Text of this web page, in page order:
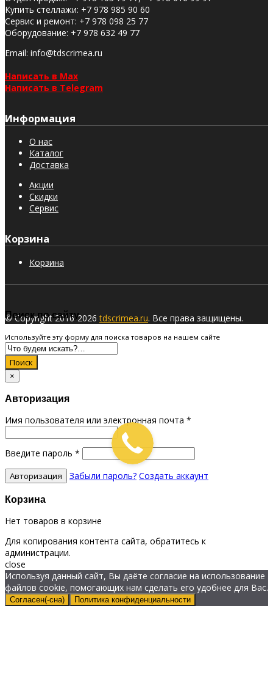
Купить стеллажи: +7 978 985 90 60
Сервис и ремонт: +7 978 098 25 77
Оборудование: +7 978 632 49 77
Email: info@tdscrimea.ru
Написать в Max
Написать в Telegram
Информация
О нас
Каталог
Доставка
Акции
Скидки
Сервис
Корзина
Корзина
© Copyright 2016-2026tdscrimea.ru. Все права защищены.
Поиск по сайту
Используйте эту форму для поиска товаров на нашем сайте
Поиск
×
Авторизация
Имя пользователя или электронная почта *
Введите пароль *
Забыли пароль? Создать аккаунт
Корзина
Нет товаров в корзине
Для копирования контента сайта, обратитесь к
администрации.
close
Используя данный сайт, Вы даёте согласие на использование
файлов cookie, помогающих нам сделать его удобнее для Вас.
Согласен(-сна) Политика конфиденциальности